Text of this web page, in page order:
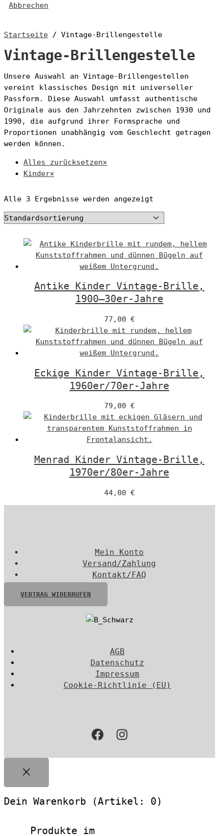
Abbrechen
Startseite / Vintage-Brillengestelle
Vintage-Brillengestelle
Unsere Auswahl an Vintage-Brillengestellen
vereint klassisches Design mit universeller
Passform. Diese Auswahl umfasst authentische
Originale aus den Jahrzehnten zwischen 1930 und
1990, die aufgrund ihrer Formsprache und
Proportionen unabhängig vom Geschlecht getragen
werden können.
Alles zurücksetzen×
Kinder×
Alle 3 Ergebnisse werden angezeigt
Antike Kinder Vintage-Brille,
1900–30er-Jahre
77,00 €
Eckige Kinder Vintage-Brille,
1960er/70er-Jahre
79,00 €
Menrad Kinder Vintage-Brille,
1970er/80er-Jahre
44,00 €
Mein Konto
Versand/Zahlung
Kontakt/FAQ
VERTRAG WIDERRUFEN
AGB
Datenschutz
Impressum
Cookie-Richtlinie (EU)
Dein Warenkorb (Artikel: 0)
Produkte im